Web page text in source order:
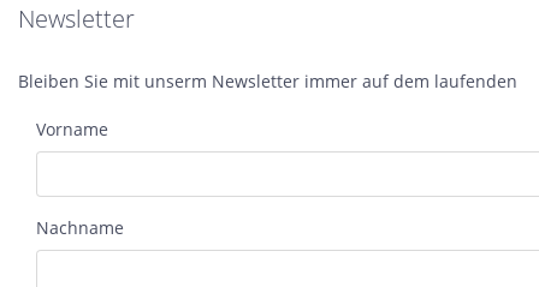
Newsletter
Bleiben Sie mit unserm Newsletter immer auf dem laufenden
Vorname
Nachname